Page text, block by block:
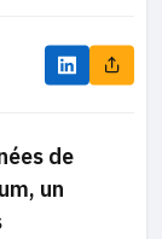
de
un